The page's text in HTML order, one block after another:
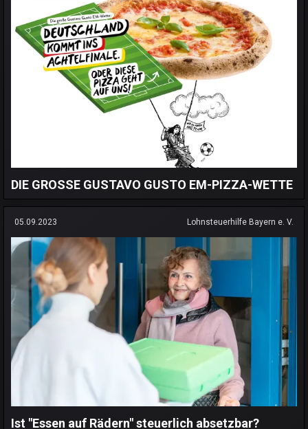
DIE GROSSE GUSTAVO GUSTO EM-PIZZA-WETTE
05.09.2023 Lohnsteuerhilfe Bayern e. V.
Ist "Essen auf Rädern" steuerlich absetzbar?